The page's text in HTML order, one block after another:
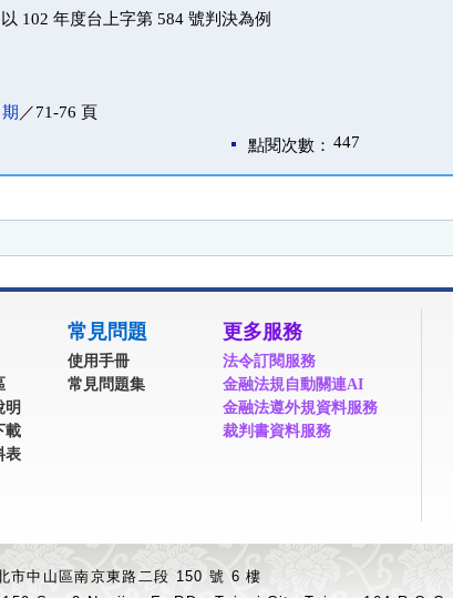
102 年度台上字第 584 號判決為例
／71-76 頁
點閱次數： 447
明
載
表
常見問題
使用手冊
常見問題集
更多服務
法令訂閱服務
金融法規自動關連AI
金融法遵外規資料服務
裁判書資料服務
市中山區南京東路二段 150 號 6 樓